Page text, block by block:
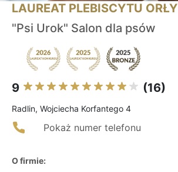
LAUREAT PLEBISCYTU ORŁY
"Psi Urok" Salon dla psów
9 (16)
Radlin, Wojciecha Korfantego 4
Pokaż numer telefonu
O firmie: